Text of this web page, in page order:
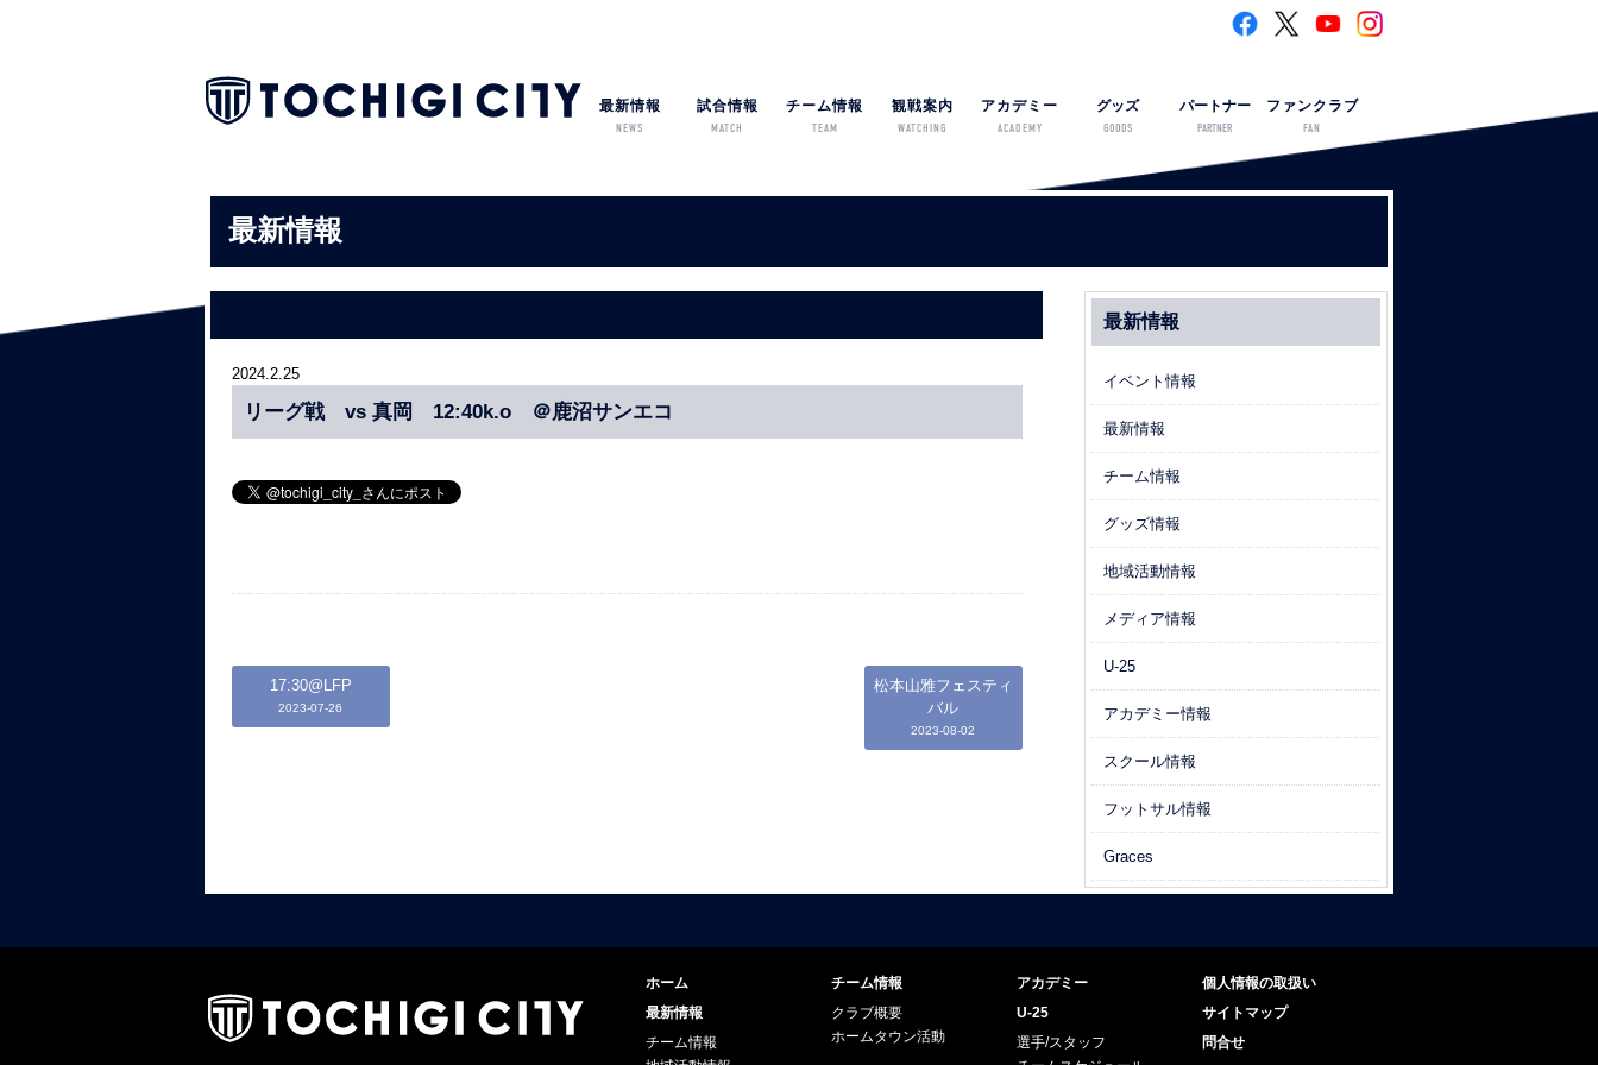
最新情報
NEWS
試合情報
MATCH
チーム情報
TEAM
観戦案内
WATCHING
アカデミー
ACADEMY
グッズ
GOODS
パートナー
PARTNER
ファンクラブ
FAN
最新情報
2024.2.25
リーグ戦 vs 真岡 12:40k.o ＠鹿沼サンエコ
17:30@LFP
2023-07-26
松本山雅フェスティ
バル
2023-08-02
最新情報
イベント情報
最新情報
チーム情報
グッズ情報
地域活動情報
メディア情報
U-25
アカデミー情報
スクール情報
フットサル情報
Graces
ホーム
最新情報
チーム情報
チーム情報
クラブ概要
ホームタウン活動
アカデミー
U-25
選手/スタッフ
個人情報の取扱い
サイトマップ
問合せ